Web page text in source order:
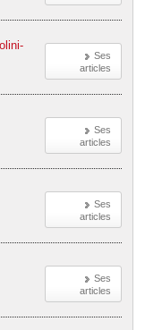
Ses
articles
Ses
articles
Ses
articles
Ses
articles